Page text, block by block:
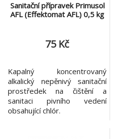
Sanitační přípravek Primusol
AFL (Effektomat AFL) 0,5 kg
75 Kč
Kapalný koncentrovaný
alkalický nepěnivý sanitační
prostředek na čištění a
sanitaci pivního vedení
obsahující chlór.